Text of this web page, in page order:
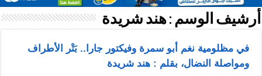
أرشيف الوسم :هند شريدة
في مظلومية نغم أبو سمرة وفيكتور جارا.. بَتْر الأطراف
ومواصلة النضال، بقلم : هند شريدة